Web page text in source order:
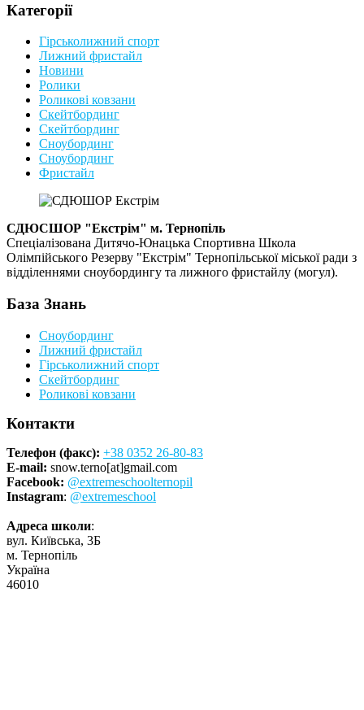
Категорії
Гірськолижний спорт
Лижний фристайл
Новини
Ролики
Роликові ковзани
Скейтбординг
Скейтбординг
Сноубординг
Сноубординг
Фристайл
СДЮСШОР "Екстрім" м. Тернопіль
Спеціалізована Дитячо-Юнацька Спортивна Школа
Олімпійського Резерву "Екстрім" Тернопільської міської ради з
відділеннями сноубордингу та лижного фристайлу (могул).
База Знань
Сноубординг
Лижний фристайл
Гірськолижний спорт
Скейтбординг
Роликові ковзани
Контакти
Телефон (факс): +38 0352 26-80-83
E-mail: snow.terno[at]gmail.com
Facebook: @extremeschoolternopil
Instagram: @extremeschool
Адреса школи:
вул. Київська, 3Б
м. Тернопіль
Україна
46010